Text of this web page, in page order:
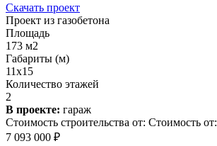
Скачать проект
Проект из газобетона
Площадь
173 м2
Габариты (м)
11х15
Количество этажей
2
В проекте: гараж
Стоимость строительства от: Стоимость от:
7 093 000 ₽